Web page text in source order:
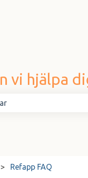
vi hjälpa
Refapp FAQ